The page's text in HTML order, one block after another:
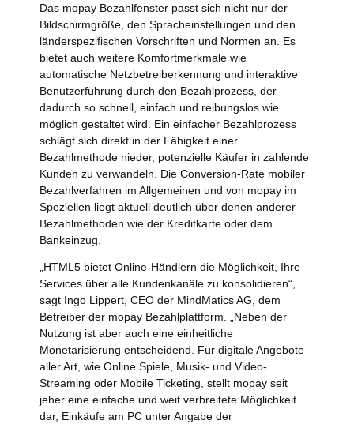
Das mopay Bezahlfenster passt sich nicht nur der
Bildschirmgröße, den Spracheinstellungen und den
länderspezifischen Vorschriften und Normen an. Es
bietet auch weitere Komfortmerkmale wie
automatische Netzbetreiberkennung und interaktive
Benutzerführung durch den Bezahlprozess, der
dadurch so schnell, einfach und reibungslos wie
möglich gestaltet wird. Ein einfacher Bezahlprozess
schlägt sich direkt in der Fähigkeit einer
Bezahlmethode nieder, potenzielle Käufer in zahlende
Kunden zu verwandeln. Die Conversion-Rate mobiler
Bezahlverfahren im Allgemeinen und von mopay im
Speziellen liegt aktuell deutlich über denen anderer
Bezahlmethoden wie der Kreditkarte oder dem
Bankeinzug.
„HTML5 bietet Online-Händlern die Möglichkeit, Ihre
Services über alle Kundenkanäle zu konsolidieren“,
sagt Ingo Lippert, CEO der MindMatics AG, dem
Betreiber der mopay Bezahlplattform. „Neben der
Nutzung ist aber auch eine einheitliche
Monetarisierung entscheidend. Für digitale Angebote
aller Art, wie Online Spiele, Musik- und Video-
Streaming oder Mobile Ticketing, stellt mopay seit
jeher eine einfache und weit verbreitete Möglichkeit
dar, Einkäufe am PC unter Angabe der